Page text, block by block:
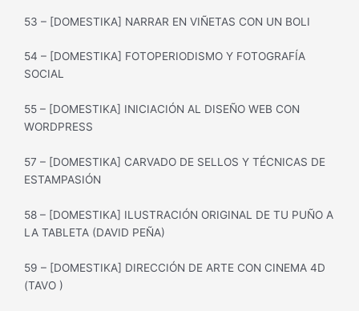
53 – [DOMESTIKA] NARRAR EN VIÑETAS CON UN BOLI
54 – [DOMESTIKA] FOTOPERIODISMO Y FOTOGRAFÍA
SOCIAL
55 – [DOMESTIKA] INICIACIÓN AL DISEÑO WEB CON
WORDPRESS
57 – [DOMESTIKA] CARVADO DE SELLOS Y TÉCNICAS DE
ESTAMPASIÓN
58 – [DOMESTIKA] ILUSTRACIÓN ORIGINAL DE TU PUÑO A
LA TABLETA (DAVID PEÑA)
59 – [DOMESTIKA] DIRECCIÓN DE ARTE CON CINEMA 4D
(TAVO )